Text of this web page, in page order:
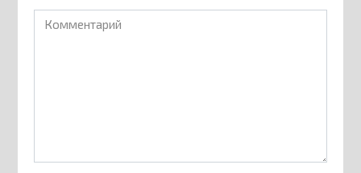
Комментарий